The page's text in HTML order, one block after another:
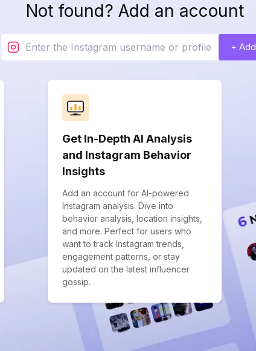
Not found? Add an account
+ Add
Get In-Depth AI Analysis
and Instagram Behavior
Insights
Add an account for AI-powered
Instagram analysis. Dive into
behavior analysis, location insights,
and more. Perfect for users who
want to track Instagram trends,
engagement patterns, or stay
updated on the latest influencer
gossip.